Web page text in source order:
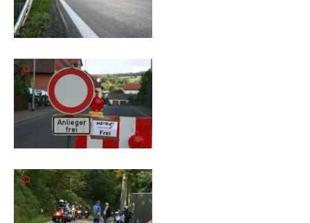
Förderer
werden
ändern
Gewerbliche
Förderer
Flyer
Achte
auf
Motorradfahrer